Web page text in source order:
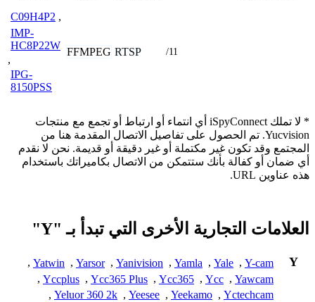
C09H4P2 ,
IMP-
HC8P22W
,
IPG-
8150PSS
FFMPEG RTSP /11
* لا تملك iSpyConnect أي انتماء أو ارتباط أو تجمع مع منتجات
Yucvision. تم الحصول على تفاصيل الاتصال المقدمة هنا من
المجتمع وقد تكون غير مكتملة أو غير دقيقة أو قديمة. نحن لا نقدم
أي ضمان أو كفالة بأنك ستتمكن من الاتصال بكاميراتك باستخدام
هذه عناوين URL.
العلامات التجارية الأخرى التي تبدأ بـ "Y"
Y
Y-cam
,
Yale
,
Yamla
,
Yanivision
,
Yarsor
,
Yatwin
,
Yawcam
,
Ycc
,
Ycc365
,
Ycc365 Plus
,
Yccplus
,
Yctechcam
,
Yeekamo
,
Yeesee
,
Yeluor 360 2k
,